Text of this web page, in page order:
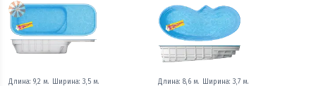
Длина: 9,2 м. Ширина: 3,5 м. Длина: 8,6 м. Ширина: 3,7 м.